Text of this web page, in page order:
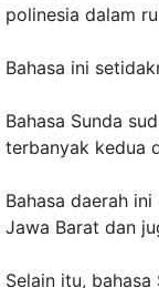
polinesia dalam
Bahasa ini
Bahasa Sunda
terbanyak kedua
Bahasa daerah
Jawa Barat dan
Selain itu,